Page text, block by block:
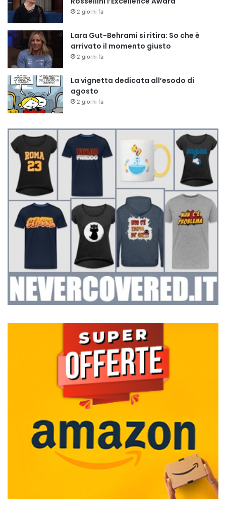
2 giorni fa
Lara Gut-Behrami si ritira: So che è
arrivato il momento giusto
2 giorni fa
La vignetta dedicata all’esodo di
agosto
2 giorni fa